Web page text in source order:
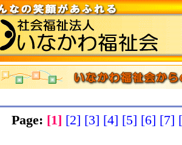
Page: [1] [2] [3] [4] [5] [6] [7]